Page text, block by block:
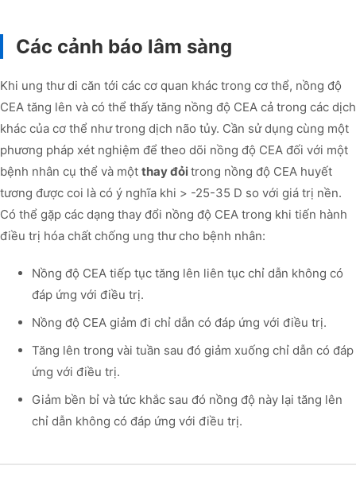
Các cảnh báo lâm sàng
Khi ung thư di căn tới các cơ quan khác trong cơ thể, nồng độ
CEA tăng lên và có thể thấy tăng nồng độ CEA cả trong các dịch
khác của cơ thể như trong dịch não tủy. Cần sử dụng cùng một
phương pháp xét nghiệm để theo dõi nồng độ CEA đối với một
bệnh nhân cụ thể và một thay đỏitrong nồng độ CEA huyết
tương được coi là có ý nghĩa khi > -25-35 D so với giá trị nền.
Có thể gặp các dạng thay đổi nồng độ CEA trong khi tiến hành
điều trị hóa chất chống ung thư cho bệnh nhân:
Nồng độ CEA tiếp tục tăng lên liên tục chỉ dẫn không có
đáp ứng với điều trị.
Nồng độ CEA giảm đi chỉ dẫn có đáp ứng với điều trị.
Tăng lên trong vài tuần sau đó giảm xuống chỉ dẫn có đáp
ứng với điều trị.
Giảm bền bỉ và tức khắc sau đó nồng độ này lại tăng lên
chỉ dẫn không có đáp ứng với điều trị.